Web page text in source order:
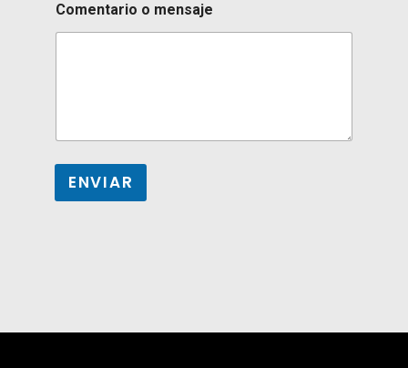
Comentario o mensaje
ENVIAR